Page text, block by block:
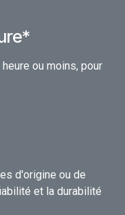
ou moins, pour
d'origine ou de
et la durabilité